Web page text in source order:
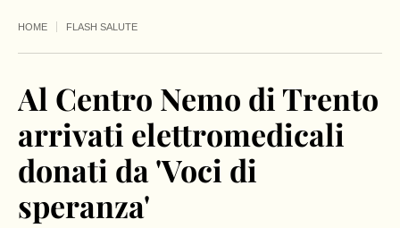
HOME FLASH SALUTE
Al Centro Nemo di Trento
arrivati elettromedicali
donati da 'Voci di
speranza'